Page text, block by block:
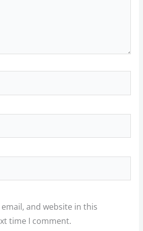
email, and website in this
time I comment.